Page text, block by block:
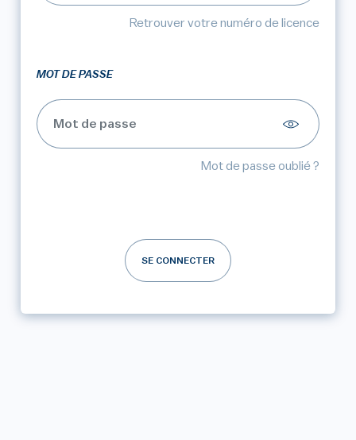
Retrouver votre numéro de licence
MOT DE PASSE
Mot de passe oublié ?
SE CONNECTER